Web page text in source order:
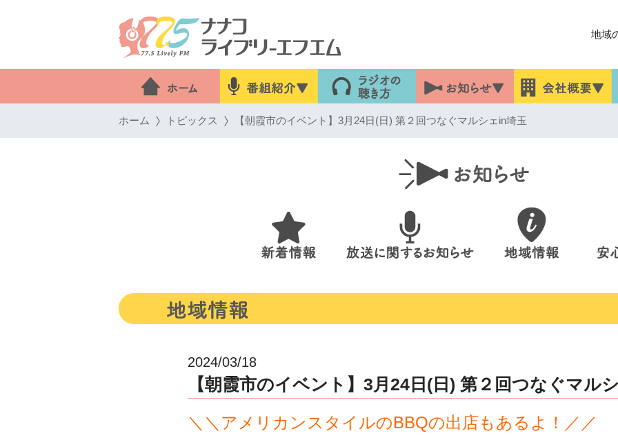
地域
ホーム トピックス 【朝霞市のイベント】3月24日(日) 第２回つなぐマルシェin埼玉
2024/03/18
【朝霞市のイベント】3月24日(日) 第２回つなぐマル
＼＼アメリカンスタイルのBBQの出店もあるよ！／／